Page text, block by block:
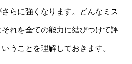
らに強くなります。どんなミス
れを全ての能力に結びつけて評
うことを理解しておきます。